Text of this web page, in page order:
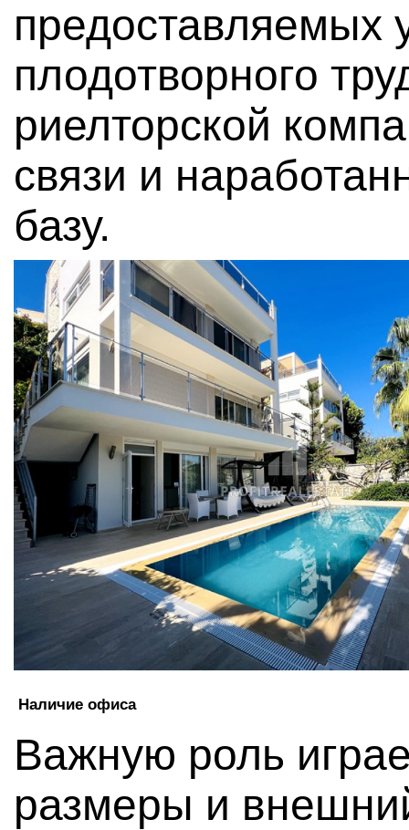
предоставляемых
плодотворного
риелторской
связи и
базу.
Наличие офиса
Важную роль
размеры и